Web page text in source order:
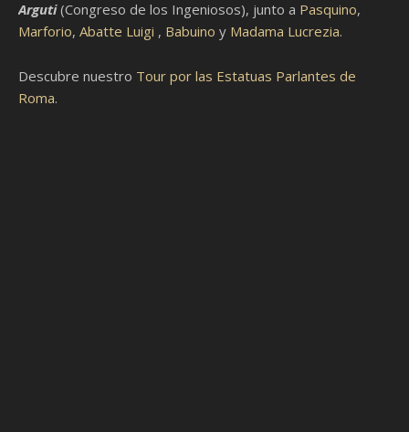
Arguti(Congreso de los Ingeniosos), junto a Pasquino,
Marforio, Abatte Luigi , Babuino y Madama Lucrezia.
Descubre nuestro Tour por las Estatuas Parlantes de
Roma.